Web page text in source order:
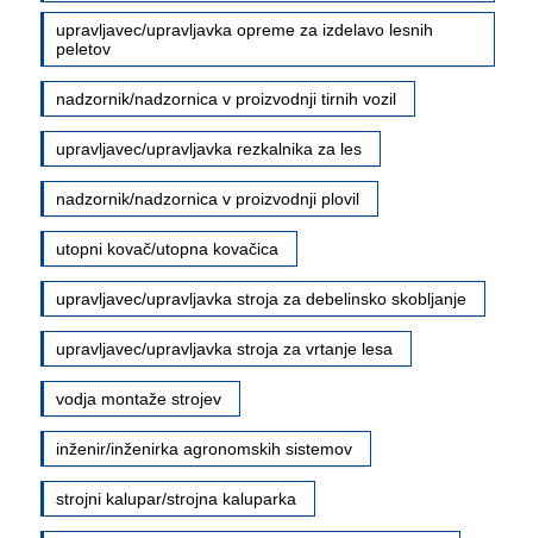
upravljavec/upravljavka opreme za izdelavo lesnih
peletov
nadzornik/nadzornica v proizvodnji tirnih vozil
upravljavec/upravljavka rezkalnika za les
nadzornik/nadzornica v proizvodnji plovil
utopni kovač/utopna kovačica
upravljavec/upravljavka stroja za debelinsko skobljanje
upravljavec/upravljavka stroja za vrtanje lesa
vodja montaže strojev
inženir/inženirka agronomskih sistemov
strojni kalupar/strojna kaluparka